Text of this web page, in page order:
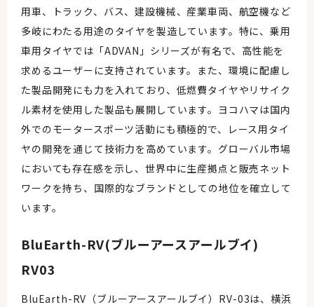
用車、トラック、バス、建設機械、産業車両、航空機など
多岐にわたる用途のタイヤを製造しています。特に、乗用
車用タイヤでは「ADVAN」シリーズが有名で、高性能を
求めるユーザーに支持されています。また、環境に配慮し
た製品開発にも力を入れており、低燃費タイヤやリサイク
ル素材を使用した製品も展開しています。ヨコハマは国内
外でのモータースポーツ活動にも積極的で、レース用タイ
ヤの開発を通じて技術力を高めています。グローバル市場
においても存在感を示し、世界中に生産拠点と販売ネット
ワークを持ち、国際的なブランドとしての地位を確立して
います。
BluEarth-RV(ブルーアースアールブイ)
RV03
BluEarth-RV（ブルーアースアールブイ）RV-03は、横浜